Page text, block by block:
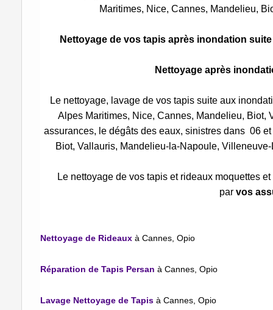
Maritimes, Nice, Cannes, Mandelieu,
Nettoyage de vos tapis après inondation
Nettoyage après
Le nettoyage, lavage de vos tapis suite aux
Alpes Maritimes, Nice, Cannes, Mandelieu, Biot,
assurances, le dégâts des eaux, sinistres dans 06
Biot, Vallauris, Mandelieu-la-Napoule,
Le nettoyage de vos tapis et rideaux moquettes
par vos
Nettoyage de Rideaux à Cannes, Opio
Réparation de Tapis Persan à Cannes, Opio
Lavage Nettoyage de Tapis à Cannes, Opio